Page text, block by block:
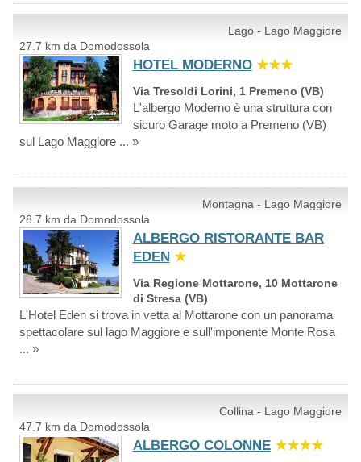
Lago - Lago Maggiore
27.7 km da Domodossola
HOTEL MODERNO ★★★
Via Tresoldi Lorini, 1 Premeno (VB)
L'albergo Moderno è una struttura con
sicuro Garage moto a Premeno (VB)
sul Lago Maggiore ... »
Montagna - Lago Maggiore
28.7 km da Domodossola
ALBERGO RISTORANTE BAR
EDEN ★
Via Regione Mottarone, 10 Mottarone
di Stresa (VB)
L'Hotel Eden si trova in vetta al Mottarone con un panorama
spettacolare sul lago Maggiore e sull'imponente Monte Rosa
... »
Collina - Lago Maggiore
47.7 km da Domodossola
ALBERGO COLONNE ★★★★